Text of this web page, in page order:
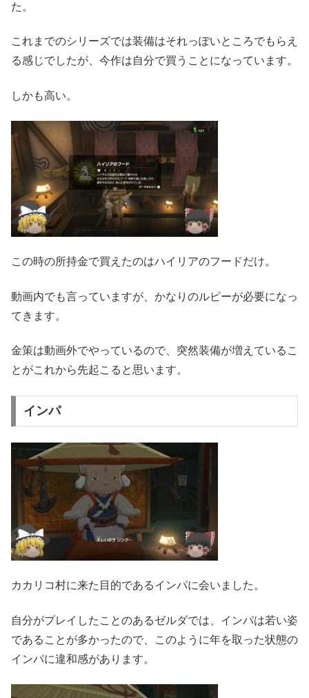
た。
これまでのシリーズでは装備はそれっぽいところでもらえ
る感じでしたが、今作は自分で買うことになっています。
しかも高い。
この時の所持金で買えたのはハイリアのフードだけ。
動画内でも言っていますが、かなりのルピーが必要になっ
てきます。
金策は動画外でやっているので、突然装備が増えているこ
とがこれから先起こると思います。
インパ
カカリコ村に来た目的であるインパに会いました。
自分がプレイしたことのあるゼルダでは、インパは若い姿
であることが多かったので、このように年を取った状態の
インパに違和感があります。